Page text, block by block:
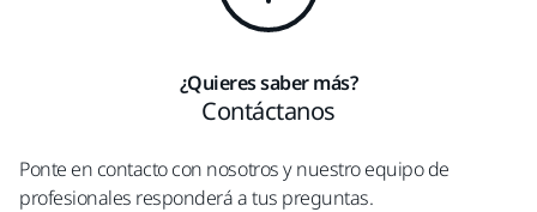
¿Quieres saber más?
Contáctanos
Ponte en contacto con nosotros y nuestro equipo de
profesionales responderá a tus preguntas.